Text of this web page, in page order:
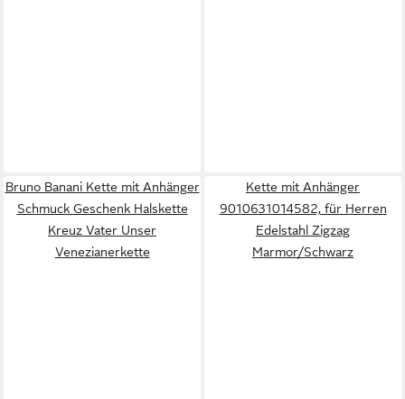
Bruno Banani Kette mit Anhänger
Schmuck Geschenk Halskette
Kreuz Vater Unser
Venezianerkette
Kette mit Anhänger
9010631014582, für Herren
Edelstahl Zigzag
Marmor/Schwarz